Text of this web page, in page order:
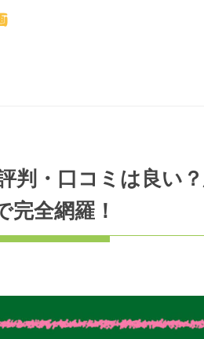
判・口コミは良い
完全網羅！